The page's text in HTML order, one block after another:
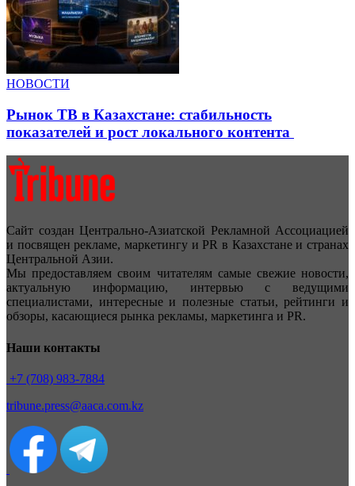
НОВОСТИ
Рынок ТВ в Казахстане: стабильность
показателей и рост локального контента
Сайт создан Центрально-Азиатской Рекламной Ассоциацией
и посвящен рекламе, маркетингу и PR в Казахстане и странах
Центральной Азии.
Мы предоставляем своим читателям самые свежие новости,
актуальную информацию, интервью с ведущими
специалистами, интересные и полезные статьи, рейтинги и
обзоры, касающиеся рынка рекламы, маркетинга и PR.
Наши контакты
+7 (708) 983-7884
tribune.press@aaca.com.kz